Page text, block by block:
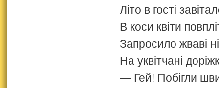
Літо в гості
В коси квіти
Запросило жваві
На уквітчані
— Гей! Побігли